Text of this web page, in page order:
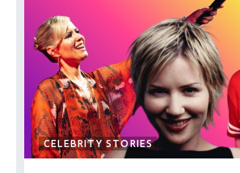
CELEBRITY STORIES